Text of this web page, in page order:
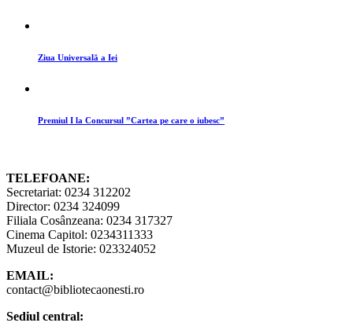
Ziua Universală a Iei
Premiul I la Concursul ”Cartea pe care o iubesc”
TELEFOANE:
Secretariat: 0234 312202
Director: 0234 324099
Filiala Cosânzeana: 0234 317327
Cinema Capitol: 0234311333
Muzeul de Istorie: 023324052
EMAIL:
contact@bibliotecaonesti.ro
Sediul central: